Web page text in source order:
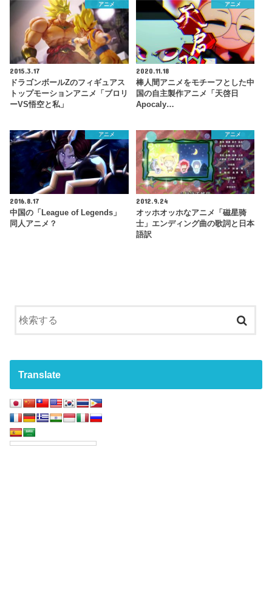
アニメ
2015.3.17
ドラゴンボールZのフィギュアス
トップモーションアニメ「ブロリ
ーVS悟空と私」
アニメ
2020.11.18
棒人間アニメをモチーフとした中
国の自主製作アニメ「天啓日
Apocaly…
アニメ
2016.8.17
中国の「League of Legends」
同人アニメ？
アニメ
2012.9.24
オッホオッホなアニメ「磁星骑
士」エンディング曲の歌詞と日本
語訳
Translate